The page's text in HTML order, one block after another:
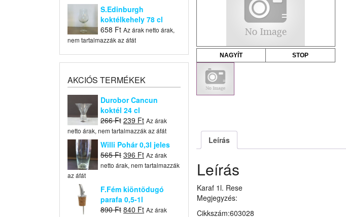
S.Edinburgh
koktélkehely 78 cl
658 Ft Az árak netto árak,
nem tartalmazzák az áfát
AKCIÓS TERMÉKEK
Durobor Cancun
koktél 24 cl
266Ft Original
price
was:
266 Ft.
239 FtCurrent
price
is:
239 Ft.
Az árak
netto árak, nem tartalmazzák az áfát
Willi Pohár 0,3l jeles
565Ft Original
price
565 Ft.
396 FtCurrent
price
396 Ft.
Az árak
netto árak, nem tartalmazzák
az áfát
F.Fém kiöntõdugó
parafa 0,5-1l
890Ft Original
840 FtCurrent
Az árak
NAGYÍT STOP
Leírás
Leírás
Karaf 1l. Rese
Megjegyzés:
Cikkszám:603028